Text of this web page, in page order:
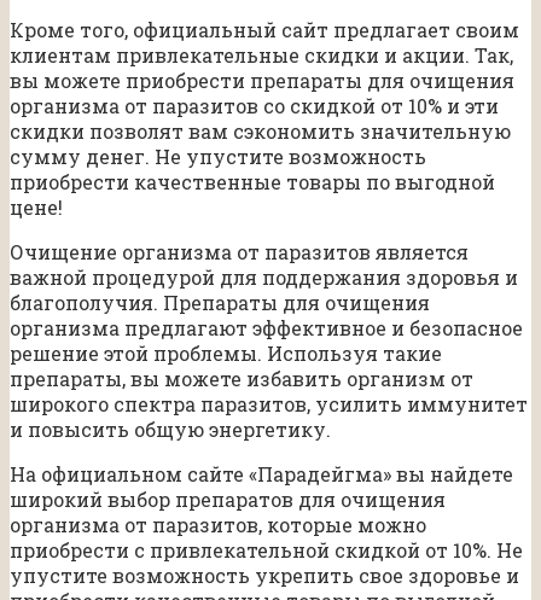
Кроме того, официальный сайт предлагает своим
клиентам привлекательные скидки и акции. Так,
вы можете приобрести препараты для очищения
организма от паразитов со скидкой от 10% и эти
скидки позволят вам сэкономить значительную
сумму денег. Не упустите возможность
приобрести качественные товары по выгодной
цене!
Очищение организма от паразитов является
важной процедурой для поддержания здоровья и
благополучия. Препараты для очищения
организма предлагают эффективное и безопасное
решение этой проблемы. Используя такие
препараты, вы можете избавить организм от
широкого спектра паразитов, усилить иммунитет
и повысить общую энергетику.
На официальном сайте «Парадейгма» вы найдете
широкий выбор препаратов для очищения
организма от паразитов, которые можно
приобрести с привлекательной скидкой от 10%. Не
упустите возможность укрепить свое здоровье и